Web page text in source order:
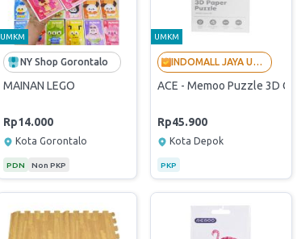
UMKM
NY Shop Gorontalo
MAINAN LEGO
Rp14.000
Kota Gorontalo
PDN Non PKP
UMKM
INDOMALL JAYA UTAMA - LANGGANAN BUMN
ACE - Memoo Puzzle 3D
Rp45.900
Kota Depok
PKP